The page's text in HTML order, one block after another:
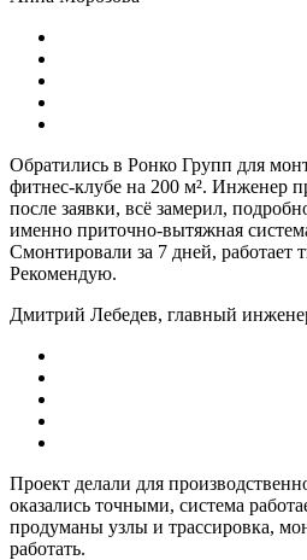
Обратились в Ронко Групп для
фитнес-клубе на 200 м². Инженер
после заявки, всё замерил,
именно приточно-вытяжная
Смонтировали за 7 дней, работает
Рекомендую.
Дмитрий Лебедев, главный
Проект делали для
оказались точными, система
продуманы узлы и трассировка,
работать.